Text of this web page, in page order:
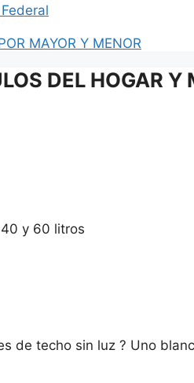
MAYOR Y MENOR
DEL HOGAR Y
y 60 litros
de techo sin luz ? Uno